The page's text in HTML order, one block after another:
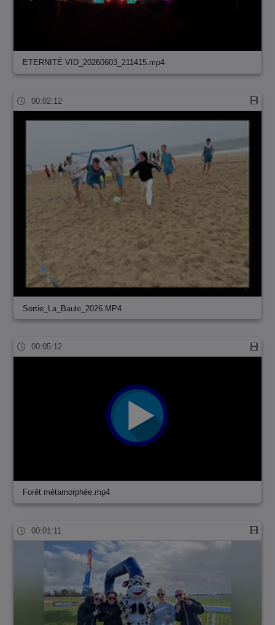
ETERNITÉ VID_20260603_211415.mp4
00:02:12
Sortie_La_Baule_2026.MP4
00:05:12
Forêt métamorphée.mp4
00:01:11